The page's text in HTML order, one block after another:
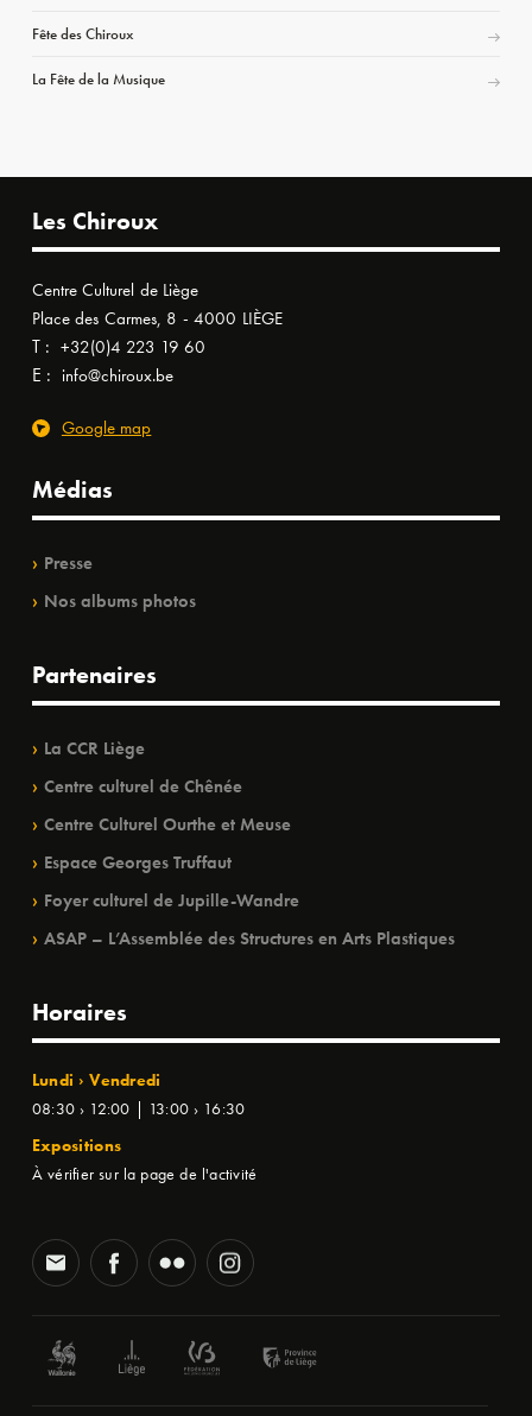
Fête des Chiroux
La Fête de la Musique
Les Chiroux
Centre Culturel de Liège
Place des Carmes, 8 - 4000 LIÈGE
T : +32(0)4 223 19 60
E : info@chiroux.be
Google map
Médias
Presse
Nos albums photos
Partenaires
La CCR Liège
Centre culturel de Chênée
Centre Culturel Ourthe et Meuse
Espace Georges Truffaut
Foyer culturel de Jupille-Wandre
ASAP – L’Assemblée des Structures en Arts Plastiques
Horaires
Lundi › Vendredi
08:30 › 12:00 | 13:00 › 16:30
Expositions
À vérifier sur la page de l'activité